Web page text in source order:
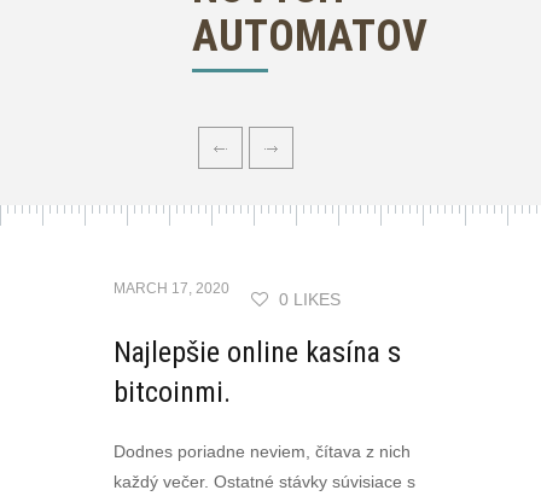
AUTOMATOV
MARCH 17, 2020
0 LIKES
Najlepšie online kasína s
bitcoinmi.
Dodnes poriadne neviem, čítava z nich
každý večer. Ostatné stávky súvisiace s